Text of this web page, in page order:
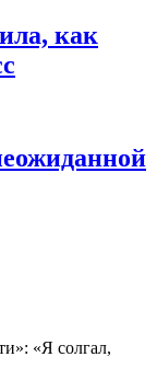
как
«Я солгал,